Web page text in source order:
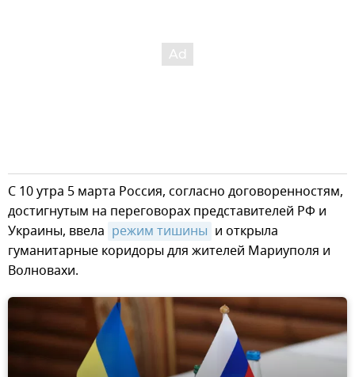
С 10 утра 5 марта Россия, согласно договоренностям,
достигнутым на переговорах представителей РФ и
Украины, ввела режим тишины и открыла
гуманитарные коридоры для жителей Мариуполя и
Волновахи.